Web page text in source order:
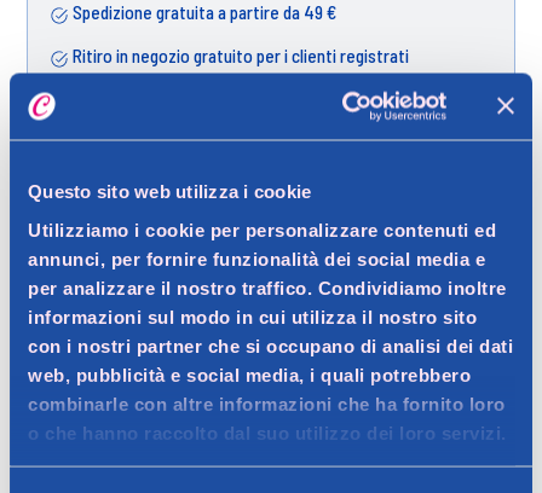
Questo sito web utilizza i cookie
Utilizziamo i cookie per personalizzare contenuti ed
annunci, per fornire funzionalità dei social media e
per analizzare il nostro traffico. Condividiamo inoltre
informazioni sul modo in cui utilizza il nostro sito
con i nostri partner che si occupano di analisi dei dati
web, pubblicità e social media, i quali potrebbero
combinarle con altre informazioni che ha fornito loro
o che hanno raccolto dal suo utilizzo dei loro servizi.
Spedizione gratuita a partire da 49 €
Ritiro in negozio gratuito per i clienti registrati
Dettagli prodotto
Descrizione
Smalto semipermanente Royal Beauty tonalità prugna,
elegante e profondo.
Contatto del produttore
Dettagli
Lo smalto semipermanente Royal Beauty Prugna offre una
tonalità intensa e sofisticata, perfetta per una manicure
Ingredienti